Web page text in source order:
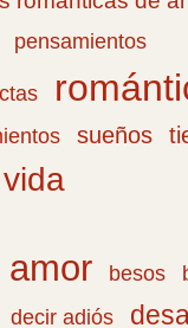
pensamientos
sueños
vida
amor besos
decir adiós